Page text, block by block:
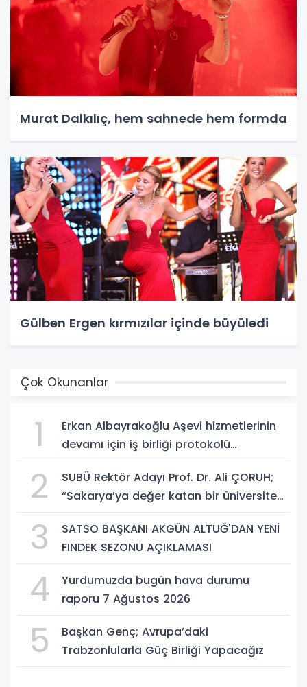
Murat Dalkılıç, hem sahnede hem formda
Gülben Ergen kırmızılar içinde büyüledi
Çok Okunanlar
1
Erkan Albayrakoğlu Aşevi hizmetlerinin
devamı için iş birliği protokolü
2
SUBÜ Rektör Adayı Prof. Dr. Ali ÇORUH;
“Sakarya’ya değer katan bir üniversite
3
SATSO BAŞKANI AKGÜN ALTUĞ'DAN YENİ
FINDEK SEZONU AÇIKLAMASI
4
Yurdumuzda bugün hava durumu
raporu 7 Ağustos 2026
5
Başkan Genç; Avrupa’daki
Trabzonlularla Güç Birliği Yapacağız